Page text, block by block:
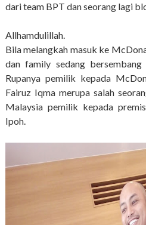
dari team BPT dan seorang lagi
Allhamdulillah.
Bila melangkah masuk ke
dan family sedang
Rupanya pemilik kepada
Fairuz Iqma merupa salah
Malaysia pemilik kepada
Ipoh.